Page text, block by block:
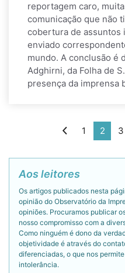
reportagem caro,
comunicação que não
cobertura de assuntos
enviado
mundo. A conclusão é
Adghirni, da Folha de
presença da imprensa
1 2 3
Aos leitores
Os artigos publicados nesta
opinião do Observatório da
opiniões. Procuramos publicar
nosso compromisso com a
Como ninguém é dono da
objetividade é através do
diferenciadas, o que nos
intolerância.